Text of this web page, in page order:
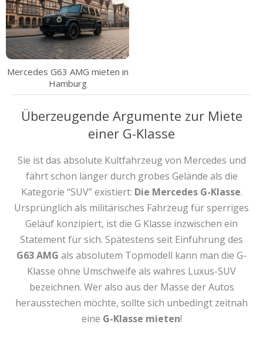
Mercedes G63 AMG mieten in
Hamburg
Überzeugende Argumente zur Miete
einer G-Klasse
Sie ist das absolute Kultfahrzeug von Mercedes und
fährt schon länger durch grobes Gelände als die
Kategorie “SUV” existiert: Die Mercedes G-Klasse.
Ursprünglich als militärisches Fahrzeug für sperriges
Geläuf konzipiert, ist die G Klasse inzwischen ein
Statement für sich. Spätestens seit Einführung des
G63 AMG als absolutem Topmodell kann man die G-
Klasse ohne Umschweife als wahres Luxus-SUV
bezeichnen. Wer also aus der Masse der Autos
herausstechen möchte, sollte sich unbedingt zeitnah
eine G-Klasse mieten!